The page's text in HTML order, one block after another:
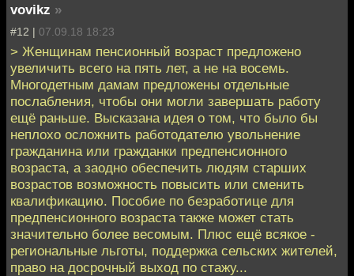
vovikz »
#12 | 07.09.18 18:23
> Женщинам пенсионный возраст предложено
увеличить всего на пять лет, а не на восемь.
Многодетным дамам предложены отдельные
послабления, чтобы они могли завершать работу
ещё раньше. Высказана идея о том, что было бы
неплохо осложнить работодателю увольнение
гражданина или гражданки предпенсионного
возраста, а заодно обеспечить людям старших
возрастов возможность повысить или сменить
квалификацию. Пособие по безработице для
предпенсионного возраста также может стать
значительно более весомым. Плюс ещё всякое -
региональные льготы, поддержка сельских жителей,
право на досрочный выход по стажу...